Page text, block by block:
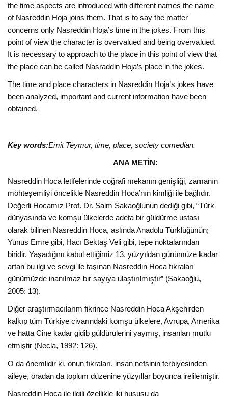
the time aspects are introduced with different names the name
of Nasreddin Hoja joins them. That is to say the matter
concerns only Nasreddin Hoja’s time in the jokes. From this
point of view the character is overvalued and being overvalued.
It is necessary to approach to the place in this point of view that
the place can be called Nasraddin Hoja’s place in the jokes.
The time and place characters in Nasreddin Hoja’s jokes have
been analyzed, important and current information have been
obtained.
Key words:Emit Teymur, time, place, society comedian.
ANA METİN:
Nasreddin Hoca letifelerinde coğrafi mekanın genişliği, zamanın
möhteşemliyi öncelikle Nasreddin Hoca’nın kimliği ile bağlıdır.
Değerli Hocamız Prof. Dr. Saim Sakaoğlunun dediği gibi, “Türk
dünyasında ve komşu ülkelerde adeta bir güldürme ustası
olarak bilinen Nasreddin Hoca, aslında Anadolu Türklüğünün;
Yunus Emre gibi, Hacı Bektaş Veli gibi, tepe noktalarından
biridir. Yaşadığını kabul ettiğimiz 13. yüzyıldan günümüze kadar
artan bu ilgi ve sevgi ile taşınan Nasreddin Hoca fıkraları
günümüzde inanılmaz bir sayıya ulaştırılmıştır” (Sakaoğlu,
2005: 13).
Diğer araştırmacılarım fikrince Nasreddin Hoca Akşehirden
kalkıp tüm Türkiye civarındaki komşu ülkelere, Avrupa, Amerika
ve hatta Cine kadar gidib güldürülerini yaymış, insanları mutlu
etmiştir (Necla, 1992: 126).
O da önemlidir ki, onun fıkraları, insan nefsinin terbiyesinden
aileye, oradan da toplum düzenine yüzyıllar boyunca irelilemiştir.
Nasreddin Hoca ile ilgili özellikle iki hususu da